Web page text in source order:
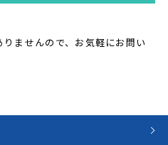
ませんので、お気軽にお問い